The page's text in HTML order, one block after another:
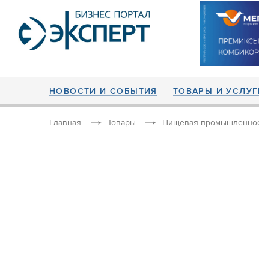
НОВОСТИ И СОБЫТИЯ ТОВАРЫ И
Главная Товары Пищевая